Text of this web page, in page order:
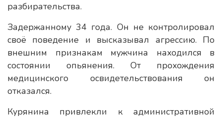
разбирательства.
Задержанному 34 года. Он не контролировал
своё поведение и высказывал агрессию. По
внешним признакам мужчина находился в
состоянии опьянения. От прохождения
медицинского освидетельствования он
отказался.
Курянина привлекли к административной